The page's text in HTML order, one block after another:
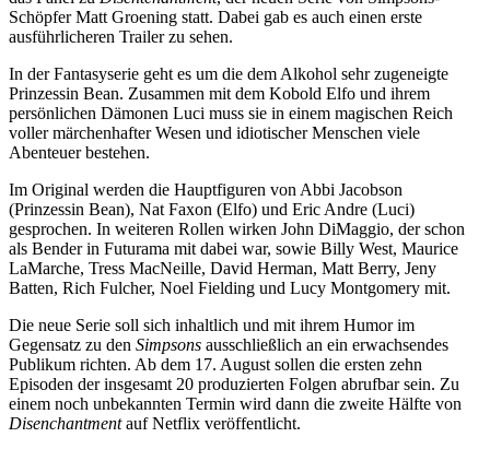
Schöpfer Matt Groening statt. Dabei gab es auch einen erste
ausführlicheren Trailer zu sehen.
In der Fantasyserie geht es um die dem Alkohol sehr zugeneigte
Prinzessin Bean. Zusammen mit dem Kobold Elfo und ihrem
persönlichen Dämonen Luci muss sie in einem magischen Reich
voller märchenhafter Wesen und idiotischer Menschen viele
Abenteuer bestehen.
Im Original werden die Hauptfiguren von Abbi Jacobson
(Prinzessin Bean), Nat Faxon (Elfo) und Eric Andre (Luci)
gesprochen. In weiteren Rollen wirken John DiMaggio, der schon
als Bender in Futurama mit dabei war, sowie Billy West, Maurice
LaMarche, Tress MacNeille, David Herman, Matt Berry, Jeny
Batten, Rich Fulcher, Noel Fielding und Lucy Montgomery mit.
Die neue Serie soll sich inhaltlich und mit ihrem Humor im
Gegensatz zu den Simpsons ausschließlich an ein erwachsendes
Publikum richten. Ab dem 17. August sollen die ersten zehn
Episoden der insgesamt 20 produzierten Folgen abrufbar sein. Zu
einem noch unbekannten Termin wird dann die zweite Hälfte von
Disenchantmentauf Netflix veröffentlicht.